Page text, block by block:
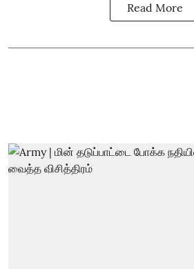
Read More